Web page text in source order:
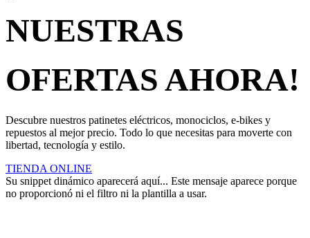
NUESTRAS
OFERTAS AHORA!
Descubre nuestros patinetes eléctricos, monociclos, e-bikes y
repuestos al mejor precio. Todo lo que necesitas para moverte con
libertad, tecnología y estilo.
TIENDA ONLINE
Su snippet dinámico aparecerá aquí... Este mensaje aparece porque
no proporcionó ni el filtro ni la plantilla a usar.